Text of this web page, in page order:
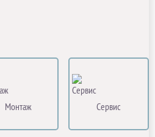
Монтаж Сервис